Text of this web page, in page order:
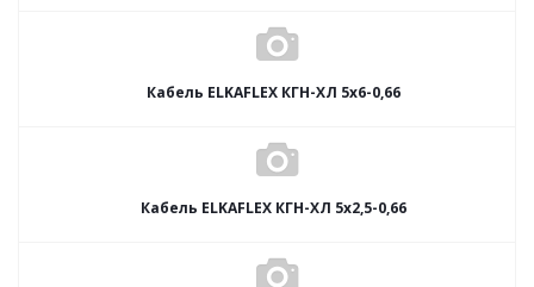
Кабель ELKAFLEX КГН-ХЛ 5x6-0,66
Кабель ELKAFLEX КГН-ХЛ 5x2,5-0,66